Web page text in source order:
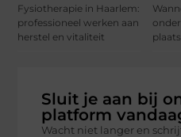
Fysiotherapie in Haarlem:
professioneel werken aan
herstel en vitaliteit
Sluit je aan bij
platform
Wacht niet langer en